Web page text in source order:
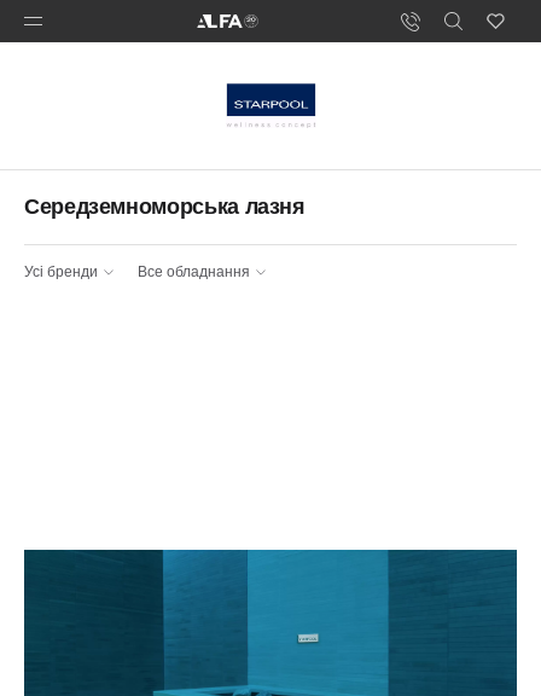
Середземноморська лазня
Усі бренди Все обладнання